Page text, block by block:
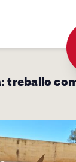
treballo